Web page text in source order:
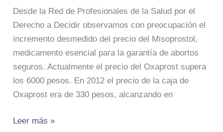
Desde la Red de Profesionales de la Salud por el
Derecho a Decidir observamos con preocupación el
incremento desmedido del precio del Misoprostol,
medicamento esencial para la garantía de abortos
seguros. Actualmente el precio del Oxaprost supera
los 6000 pesos. En 2012 el precio de la caja de
Oxaprost era de 330 pesos, alcanzando en
incrementa
la
desigualdad
social
Leer más »